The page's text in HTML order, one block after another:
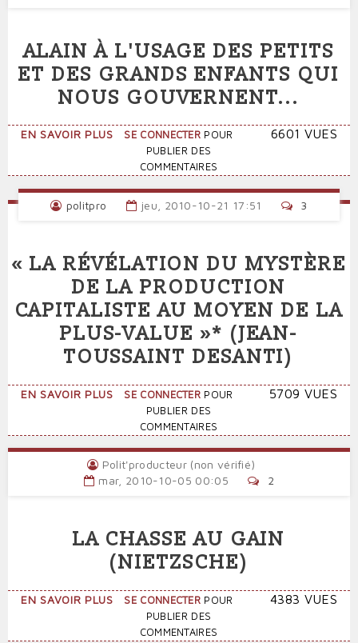
ALAIN À L'USAGE DES PETITS
ET DES GRANDS ENFANTS QUI
NOUS GOUVERNENT...
EN SAVOIR PLUS SUR
DES
PETITS
GRANDS
ENFANTS
QUI
NOUS
GOUVERNENT...
SE CONNECTER POUR
PUBLIER DES
COMMENTAIRES
6601 VUES
politpro jeu, 2010-10-21 17:51 3
« LA RÉVÉLATION DU MYSTÈRE
DE LA PRODUCTION
CAPITALISTE AU MOYEN DE LA
PLUS-VALUE »* (JEAN-
TOUSSAINT DESANTI)
EN SAVOIR PLUS SUR
MYSTÈRE
DE
CAPITALISTE
AU
MOYEN
LA
PLUS-
VALUE »*
SE CONNECTER POUR
PUBLIER DES
COMMENTAIRES
5709 VUES
Polit'producteur (non vérifié)
mar, 2010-10-05 00:05
2
LA CHASSE AU GAIN
(NIETZSCHE)
EN SAVOIR PLUS SUR
CHASSE
SE CONNECTER POUR
PUBLIER DES
COMMENTAIRES
4383 VUES